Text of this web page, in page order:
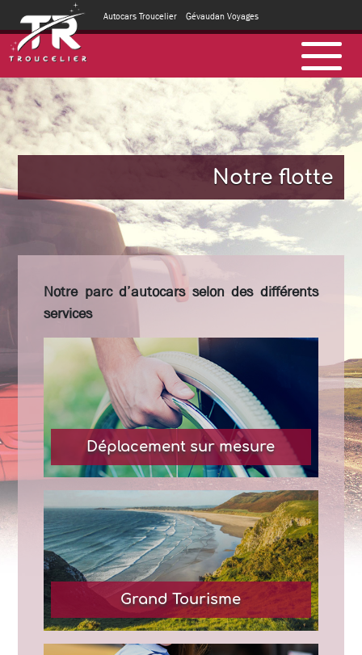
Autocars Troucelier Gévaudan Voyages
Notre flotte
Notre parc d’autocars selon des différents
services
Déplacement sur mesure
Grand Tourisme